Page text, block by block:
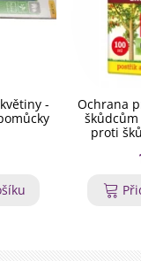
-
Ochrana
škůdcům
proti